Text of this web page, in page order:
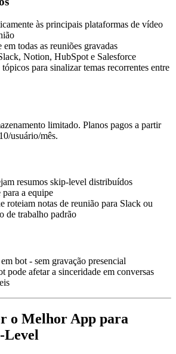
às principais plataformas de vídeo
todas as reuniões gravadas
Notion, HubSpot e Salesforce
para sinalizar temas recorrentes entre
limitado. Planos pagos a partir
usuário/mês.
resumos skip-level distribuídos
para a equipe
roteiam notas de reunião para Slack ou
de trabalho padrão
bot - sem gravação presencial
pode afetar a sinceridade em conversas
o Melhor App para
Level